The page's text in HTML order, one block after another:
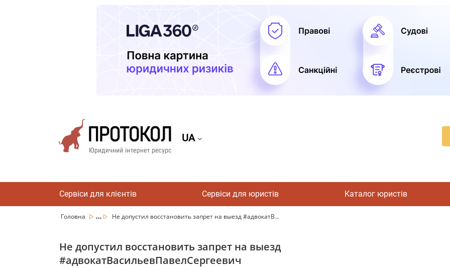
UA
Сервіси для клієнтів Сервіси для юристів Каталог юристів
Головна ... Не допустил восстановить запрет на выезд #адвокатВ...
Не допустил восстановить запрет на выезд
#адвокатВасильевПавелСергеевич